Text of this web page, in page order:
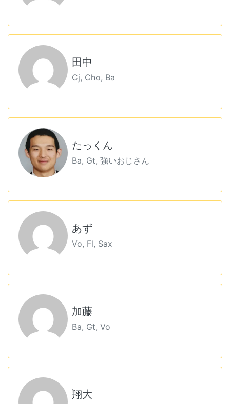
田中
Cj, Cho, Ba
たっくん
Ba, Gt, 強いおじさん
あず
Vo, Fl, Sax
加藤
Ba, Gt, Vo
翔大